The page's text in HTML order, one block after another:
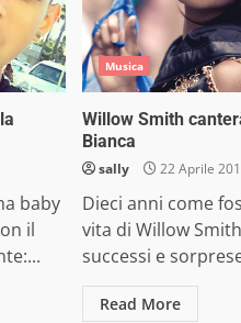
baby
il
Musica
Willow Smith
Bianca
sally 22 Aprile
Dieci anni come
vita di Willow
successi e
Read More